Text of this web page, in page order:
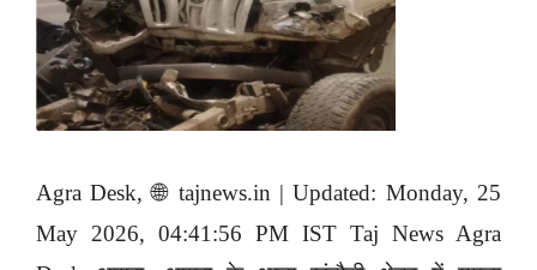
Agra Desk, 🌐 tajnews.in | Updated: Monday, 25
May 2026, 04:41:56 PM IST Taj News Agra